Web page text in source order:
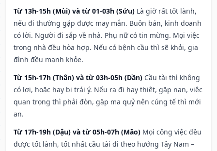
Từ 13h-15h (Mùi) và từ 01-03h (Sửu) Là giờ rất tốt lành,
nếu đi thường gặp được may mắn. Buôn bán, kinh doanh
có lời. Người đi sắp về nhà. Phụ nữ có tin mừng. Mọi việc
trong nhà đều hòa hợp. Nếu có bệnh cầu thì sẽ khỏi, gia
đình đều mạnh khỏe.
Từ 15h-17h (Thân) và từ 03h-05h (Dần) Cầu tài thì không
có lợi, hoặc hay bị trái ý. Nếu ra đi hay thiệt, gặp nạn, việc
quan trọng thì phải đòn, gặp ma quỷ nên cúng tế thì mới
an.
Từ 17h-19h (Dậu) và từ 05h-07h (Mão) Mọi công việc đều
được tốt lành, tốt nhất cầu tài đi theo hướng Tây Nam –